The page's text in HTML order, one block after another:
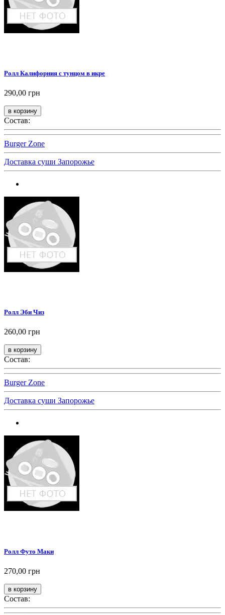
Ролл Калифорния с тунцом в икре
290,00 грн
Состав:
Burger Zone
Доставка суши Запорожье
Ролл Эби Чиз
260,00 грн
Состав:
Burger Zone
Доставка суши Запорожье
Ролл Футо Маки
270,00 грн
Состав: